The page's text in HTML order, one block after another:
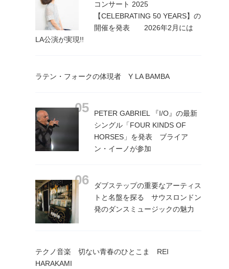
コンサート 2025
【CELEBRATING 50 YEARS】の
開催を発表 2026年2月には
LA公演が実現!!
ラテン・フォークの体現者 Y LA BAMBA
PETER GABRIEL 『I/O』の最新
シングル「FOUR KINDS OF
HORSES」を発表 ブライア
ン・イーノが参加
ダブステップの重要なアーティス
トと名盤を探る サウスロンドン
発のダンスミュージックの魅力
テクノ音楽 切ない青春のひとこま REI
HARAKAMI